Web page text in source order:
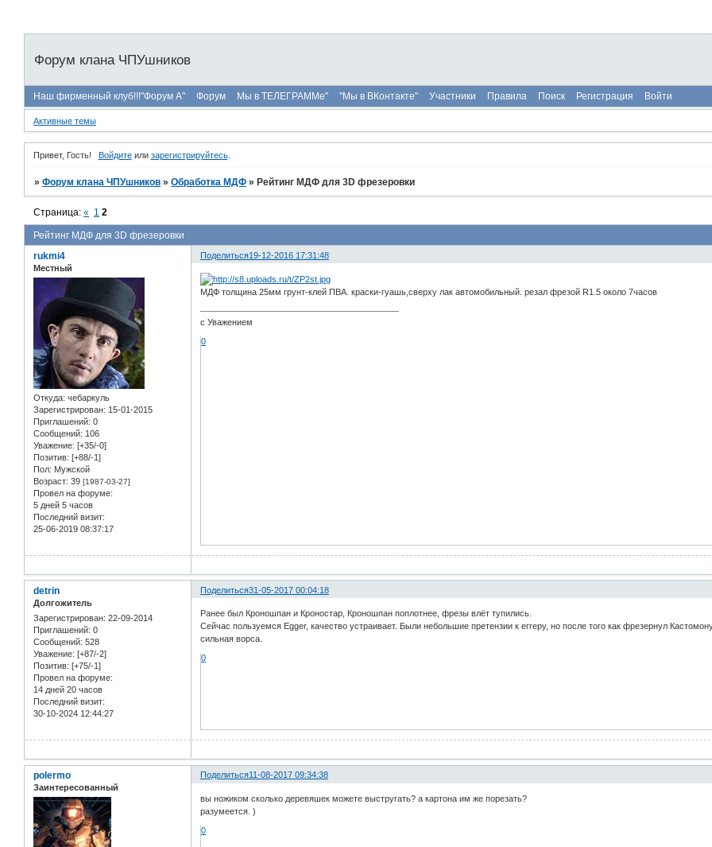
Форум клана ЧПУшников
Наш фирменный клуб!!!"Форум А" Форум Мы в ТЕЛЕГРАММе" "Мы в ВКонтакте" Участники Правила Поиск Регистрация Войти
Активные темы
Привет, Гость! Войдитеили зарегистрируйтесь.
»Форум клана ЧПУшников »Обработка МДФ » Рейтинг МДФ для 3D фрезеровки
Рейтинг МДФ для 3D фрезеровки
Страница:« 1 2
Поделиться19-12-2016 17:31:48
rukmi4
Местный
Откуда: чебаркуль
Зарегистрирован: 15-01-2015
Приглашений: 0
Сообщений: 106
Уважение: [+35/-0]
Позитив: [+88/-1]
Пол: Мужской
Возраст: 39 [1987-03-27]
Провел на форуме:
5 дней 5 часов
Последний визит:
25-06-2019 08:37:17
МДФ толщина 25мм грунт-клей ПВА. краски-гуашь,сверху лак автомобильный. резал фрезой R1.5 около 7часов
c Уважением
0
Поделиться31-05-2017 00:04:18
detrin
Долгожитель
Зарегистрирован: 22-09-2014
Приглашений: 0
Сообщений: 528
Уважение: [+87/-2]
Позитив: [+75/-1]
Провел на форуме:
14 дней 20 часов
Последний визит:
30-10-2024 12:44:27
Ранее был Кроношпан и Кроностар, Кроношпан поплотнее, фрезы влёт тупились.
Сейчас пользуемся Egger, качество устраивает. Были небольшие претензии к еггеру, но после того как фрезернул
сильная ворса.
0
Поделиться11-08-2017 09:34:38
polermo
Заинтересованный
вы ножиком сколько деревяшек можете выстругать? а картона им же порезать?
разумеется. )
0